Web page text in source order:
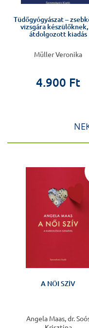
Tüdőgyógyászat –
vizsgára készülőknek,
átdolgozott kiadás
Müller Veronika
4.900 Ft
A NŐI SZÍV
Angela Maas, dr.